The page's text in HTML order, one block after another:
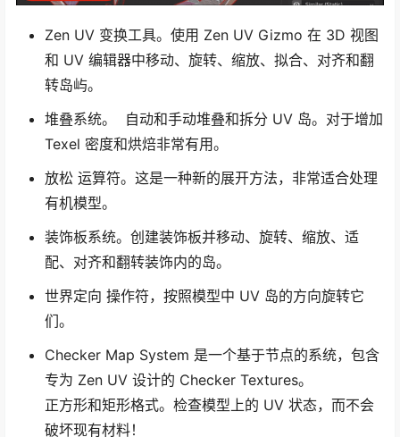
Zen UV 变换工具。使用 Zen UV Gizmo 在 3D 视图
和 UV 编辑器中移动、旋转、缩放、拟合、对齐和翻
转岛屿。
堆叠系统。 自动和手动堆叠和拆分 UV 岛。对于增加
Texel 密度和烘焙非常有用。
放松 运算符。这是一种新的展开方法，非常适合处理
有机模型。
装饰板系统。创建装饰板并移动、旋转、缩放、适
配、对齐和翻转装饰内的岛。
世界定向 操作符，按照模型中 UV 岛的方向旋转它
们。
Checker Map System 是一个基于节点的系统，包含
专为 Zen UV 设计的 Checker Textures。
正方形和矩形格式。检查模型上的 UV 状态，而不会
破坏现有材料！